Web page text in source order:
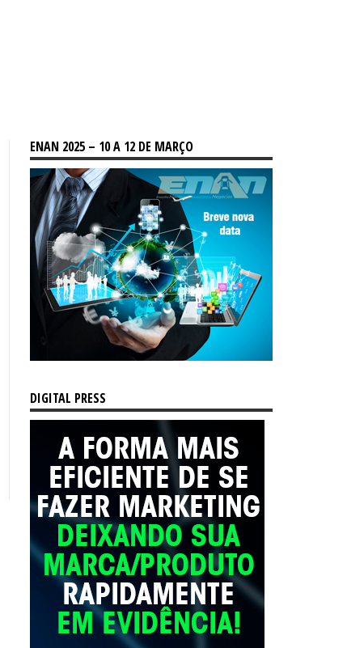
ENAN 2025 – 10 A 12 DE MARÇO
DIGITAL PRESS